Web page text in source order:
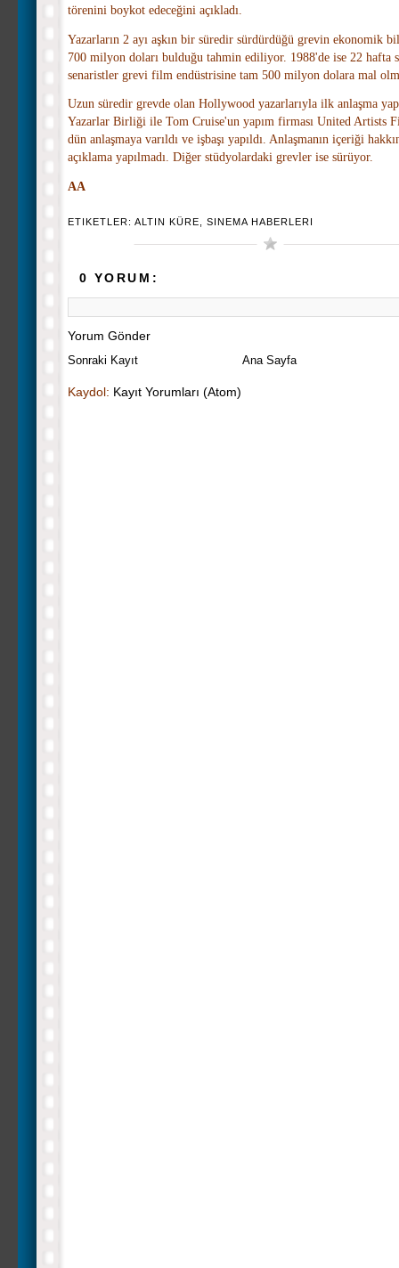
törenini boykot edeceğini açıkladı.
Yazarların 2 ayı aşkın bir süredir sürdürdüğü grevin ekonomik
700 milyon doları bulduğu tahmin ediliyor. 1988'de ise 22 hafta
senaristler grevi film endüstrisine tam 500 milyon dolara mal
Uzun süredir grevde olan Hollywood yazarlarıyla ilk anlaşma
Yazarlar Birliği ile Tom Cruise'un yapım firması United Artists
dün anlaşmaya varıldı ve işbaşı yapıldı. Anlaşmanın içeriği
açıklama yapılmadı. Diğer stüdyolardaki grevler ise sürüyor.
AA
ETIKETLER: ALTIN KÜRE, SINEMA HABERLERI
0 YORUM:
Yorum Gönder
Sonraki Kayıt Ana Sayfa
Kaydol: Kayıt Yorumları (Atom)